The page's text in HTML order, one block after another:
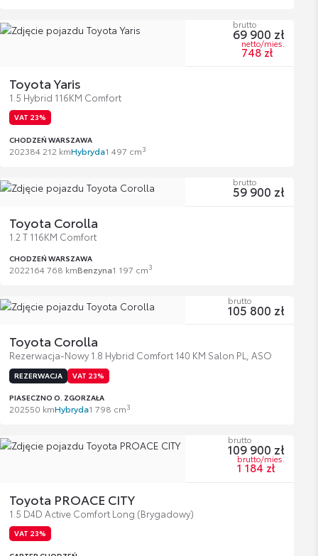
Toyota Yaris
1.5 Hybrid 116KM Comfort
VAT 23%
CHODZEŃ WARSZAWA
202384 212 kmHybryda1 497 cm3
brutto
69 900 zł
netto/mies.
748 zł
Toyota Corolla
1.2 T 116KM Comfort
CHODZEŃ WARSZAWA
2022164 768 kmBenzyna1 197 cm3
brutto
59 900 zł
Toyota Corolla
Rezerwacja-Nowy 1.8 Hybrid Comfort 140 KM Salon PL, ASO
REZERWACJA VAT 23%
PIASECZNO O. ZGORZAŁA
202550 kmHybryda1 798 cm3
brutto
105 800 zł
Toyota PROACE CITY
1.5 D4D Active Comfort Long (Brygadowy)
VAT 23%
brutto
109 900 zł
brutto/mies.
1 184 zł